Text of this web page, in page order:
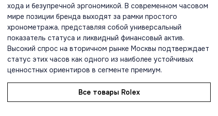
хода и безупречной эргономикой. В современном часовом
мире позиции бренда выходят за рамки простого
хронометража, представляя собой универсальный
показатель статуса и ликвидный финансовый актив.
Высокий спрос на вторичном рынке Москвы подтверждает
статус этих часов как одного из наиболее устойчивых
ценностных ориентиров в сегменте премиум.
Все товары Rolex